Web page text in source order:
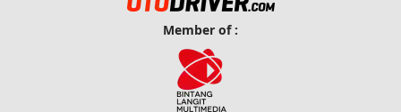
Member of :